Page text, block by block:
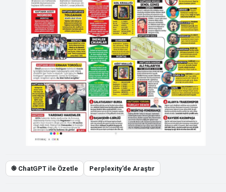
֎ ChatGPT ile Özetle Perplexity’de Araştır